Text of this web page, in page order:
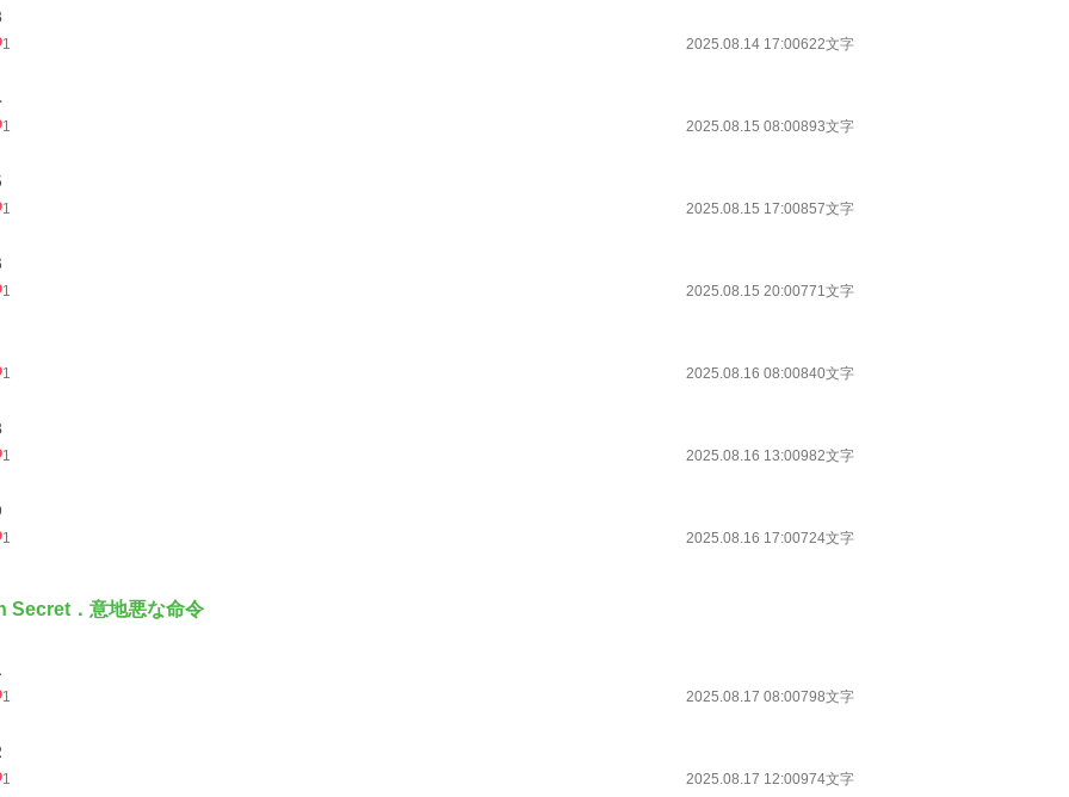
1 2025.08.14 17:00622文字
1 2025.08.15 08:00893文字
1 2025.08.15 17:00857文字
1 2025.08.15 20:00771文字
1 2025.08.16 08:00840文字
1 2025.08.16 13:00982文字
1 2025.08.16 17:00724文字
Secret．意地悪な命令
1 2025.08.17 08:00798文字
1 2025.08.17 12:00974文字